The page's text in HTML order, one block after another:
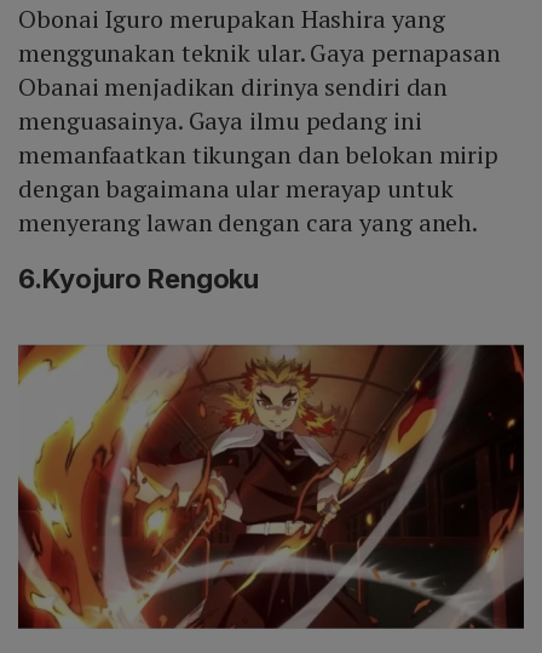
Obonai Iguro merupakan Hashira yang
menggunakan teknik ular. Gaya pernapasan
Obanai menjadikan dirinya sendiri dan
menguasainya. Gaya ilmu pedang ini
memanfaatkan tikungan dan belokan mirip
dengan bagaimana ular merayap untuk
menyerang lawan dengan cara yang aneh.
6.Kyojuro Rengoku